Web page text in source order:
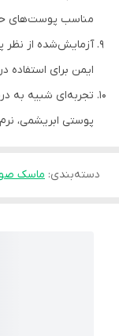
مناسب پوست‌های
آزمایش‌شده از نظر
ایمن برای
تجربه‌ای شبیه به
پوستی ابریشمی،
دسته‌بندی: ماسک